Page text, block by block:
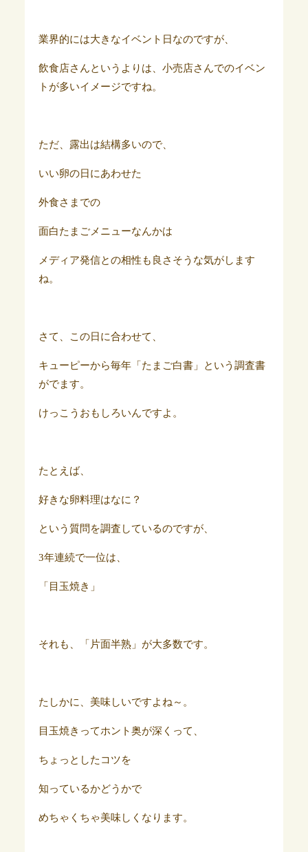
業界的には大きなイベント日なのですが、
飲食店さんというよりは、小売店さんでのイベン
トが多いイメージですね。
ただ、露出は結構多いので、
いい卵の日にあわせた
外食さまでの
面白たまごメニューなんかは
メディア発信との相性も良さそうな気がします
ね。
さて、この日に合わせて、
キューピーから毎年「たまご白書」という調査書
がでます。
けっこうおもしろいんですよ。
たとえば、
好きな卵料理はなに？
という質問を調査しているのですが、
3年連続で一位は、
「目玉焼き」
それも、「片面半熟」が大多数です。
たしかに、美味しいですよね～。
目玉焼きってホント奥が深くって、
ちょっとしたコツを
知っているかどうかで
めちゃくちゃ美味しくなります。